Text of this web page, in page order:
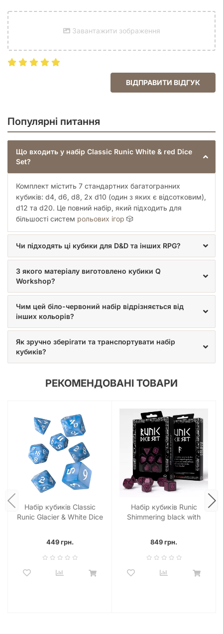
Завантажити зображення
ВІДПРАВИТИ ВІДГУК
Популярні питання
Що входить у набір Classic Runic White & red Dice
Set?
Комплект містить 7 стандартних багатогранних
кубиків: d4, d6, d8, 2x d10 (один з яких є відсотковим),
d12 та d20. Це повний набір, який підходить для
більшості систем рольових ігор 🎲
Чи підходять ці кубики для D&D та інших RPG?
З якого матеріалу виготовлено кубики Q
Workshop?
Чим цей біло-червоний набір відрізняється від
інших кольорів?
Як зручно зберігати та транспортувати набір
кубиків?
РЕКОМЕНДОВАНІ ТОВАРИ
Набір кубиків Classic
Runic Glacier & White Dice
449 грн.
Набір кубиків Runic
Shimmering black with
849 грн.